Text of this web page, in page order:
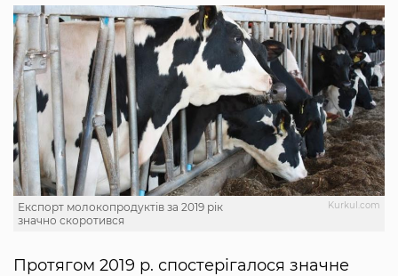
Kurkul.com
Експорт молокопродуктів за 2019 рік
значно скоротився
Протягом 2019 р. спостерігалося значне